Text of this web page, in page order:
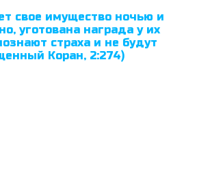
свое имущество ночью и
уготована награда у их
страха и не будут
Коран, 2:274)